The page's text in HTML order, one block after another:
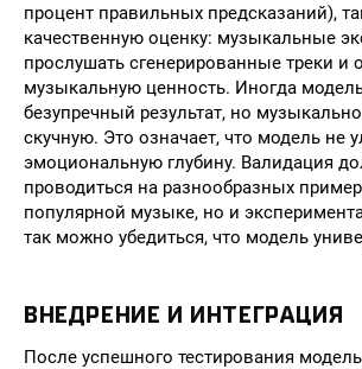
процент правильных предсказаний),
качественную оценку: музыкальные
прослушать сгенерированные треки и
музыкальную ценность. Иногда
безупречный результат, но
скучную. Это означает, что модель не
эмоциональную глубину. Валидация
проводиться на разнообразных
популярной музыке, но и
так можно убедиться, что модель
ВНЕДРЕНИЕ И ИНТЕГРАЦИЯ
После успешного тестирования